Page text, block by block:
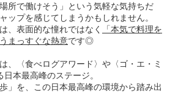
所で働けそう」という気軽な気持ちだ
ップを感じてしまうかもしれません。
、表面的な憧れではなく
「本気で料理を
まっすぐな熱意です◎
、〈食べログアワード〉や〈ゴ・エ・ミ
本最高峰のステージ。
」を、この日本最高峰の環境から踏み出